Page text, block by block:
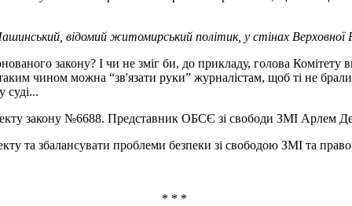
відомий житомирський політик, у стінах Верховної
закону? І чи не зміг би, до прикладу, голова Комітету
чином можна “зв'язати руки” журналістам, щоб ті не
суді...
закону №6688. Представник ОБСЄ зі свободи ЗМІ Арлем
та збалансувати проблеми безпеки зі свободою ЗМІ та
* * *